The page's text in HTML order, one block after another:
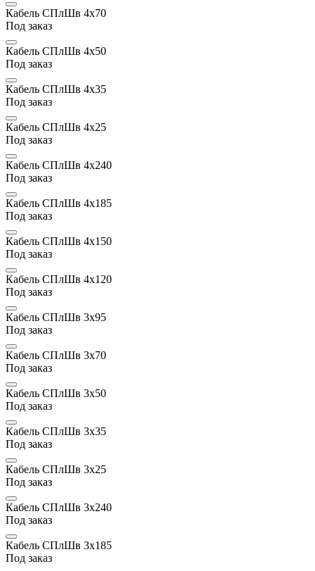
Кабель СПлШв 4х70
Под заказ
Кабель СПлШв 4х50
Под заказ
Кабель СПлШв 4х35
Под заказ
Кабель СПлШв 4х25
Под заказ
Кабель СПлШв 4х240
Под заказ
Кабель СПлШв 4х185
Под заказ
Кабель СПлШв 4х150
Под заказ
Кабель СПлШв 4х120
Под заказ
Кабель СПлШв 3х95
Под заказ
Кабель СПлШв 3х70
Под заказ
Кабель СПлШв 3х50
Под заказ
Кабель СПлШв 3х35
Под заказ
Кабель СПлШв 3х25
Под заказ
Кабель СПлШв 3х240
Под заказ
Кабель СПлШв 3х185
Под заказ